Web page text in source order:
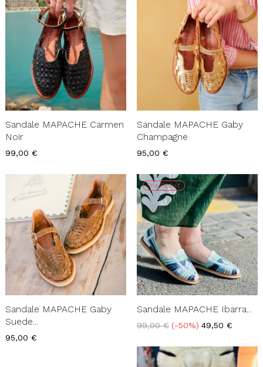
Sandale MAPACHE Carmen
Noir
Prix
99,00 €
Sandale MAPACHE Gaby
Champagne
Prix
95,00 €
Sandale MAPACHE Gaby
Suede...
Prix
95,00 €
Prix Réduit
Sandale MAPACHE Ibarra...
Prix
99,00 € -50% Prix
49,50 €